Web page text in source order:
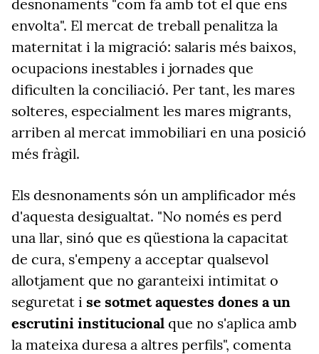
desnonaments "com fa amb tot el que ens
envolta". El mercat de treball penalitza la
maternitat i la migració: salaris més baixos,
ocupacions inestables i jornades que
dificulten la conciliació. Per tant, les mares
solteres, especialment les mares migrants,
arriben al mercat immobiliari en una posició
més fràgil.
Els desnonaments són un amplificador més
d'aquesta desigualtat. "No només es perd
una llar, sinó que es qüestiona la capacitat
de cura, s'empeny a acceptar qualsevol
allotjament que no garanteixi intimitat o
seguretat i se sotmet aquestes dones a un
escrutini institucional que no s'aplica amb
la mateixa duresa a altres perfils", comenta